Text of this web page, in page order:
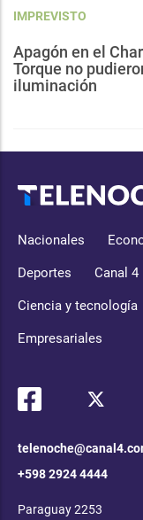
IMPREVISTO
Apagón en el
Torque no
iluminación
Nacionales
Deportes Canal 4
Ciencia y tecnología
Empresariales
+598 2924 4444
Paraguay 2253